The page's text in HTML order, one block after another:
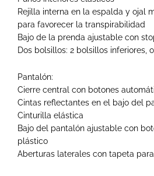
Rejilla interna en la espalda y ojal
para favorecer la transpirabilidad
Bajo de la prenda ajustable con
Dos bolsillos: 2 bolsillos inferiores,
Pantalón:
Cierre central con botones
Cintas reflectantes en el bajo del
Cinturilla elástica
Bajo del pantalón ajustable con
plástico
Aberturas laterales con tapeta